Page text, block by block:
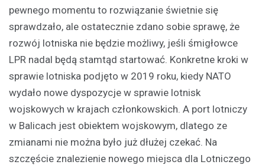
pewnego momentu to rozwiązanie świetnie się
sprawdzało, ale ostatecznie zdano sobie sprawę, że
rozwój lotniska nie będzie możliwy, jeśli śmigłowce
LPR nadal będą stamtąd startować. Konkretne kroki w
sprawie lotniska podjęto w 2019 roku, kiedy NATO
wydało nowe dyspozycje w sprawie lotnisk
wojskowych w krajach członkowskich. A port lotniczy
w Balicach jest obiektem wojskowym, dlatego ze
zmianami nie można było już dłużej czekać. Na
szczęście znalezienie nowego miejsca dla Lotniczego